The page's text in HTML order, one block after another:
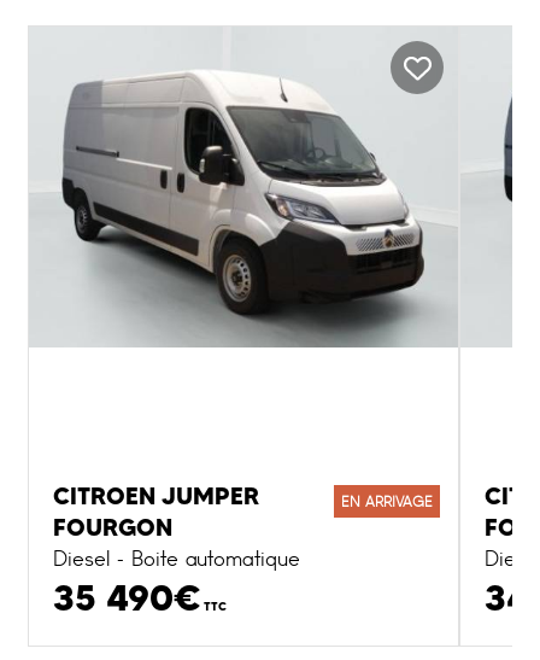
CITROEN JUMPER
FOURGON
EN ARRIVAGE
Diesel - Boite automatique
35 490€ TTC 34